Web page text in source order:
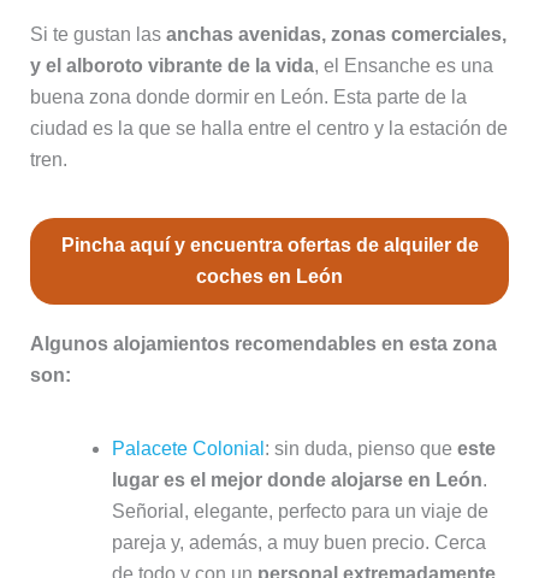
Si te gustan las anchas avenidas, zonas comerciales,
y el alboroto vibrante de la vida, el Ensanche es una
buena zona donde dormir en León. Esta parte de la
ciudad es la que se halla entre el centro y la estación de
tren.
Pincha aquí y encuentra ofertas de alquiler de
coches en León
Algunos alojamientos recomendables en esta zona
son:
Palacete Colonial : sin duda, pienso que este
lugar es el mejor donde alojarse en León.
Señorial, elegante, perfecto para un viaje de
pareja y, además, a muy buen precio. Cerca
de todo y con un personal extremadamente